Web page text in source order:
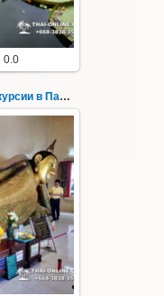
0.0
В Логово Дракона фото экскурсии в Паттайе 186
тур из
фото 186